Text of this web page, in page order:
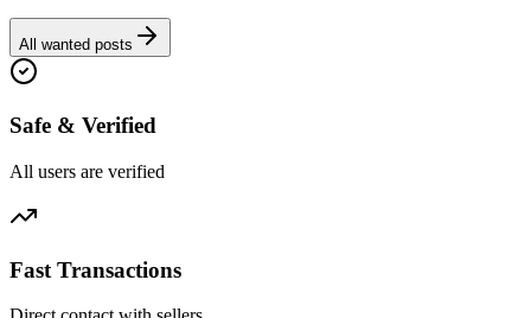
All wanted posts
Safe & Verified
All users are verified
Fast Transactions